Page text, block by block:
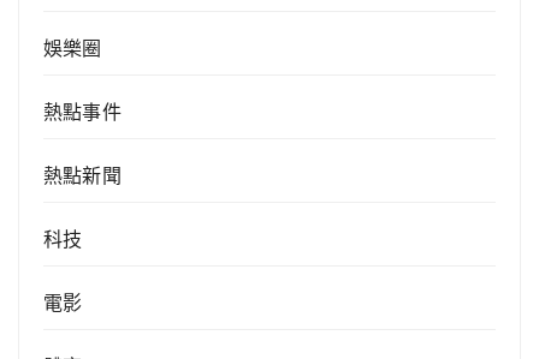
娛樂圈
熱點事件
熱點新聞
科技
電影